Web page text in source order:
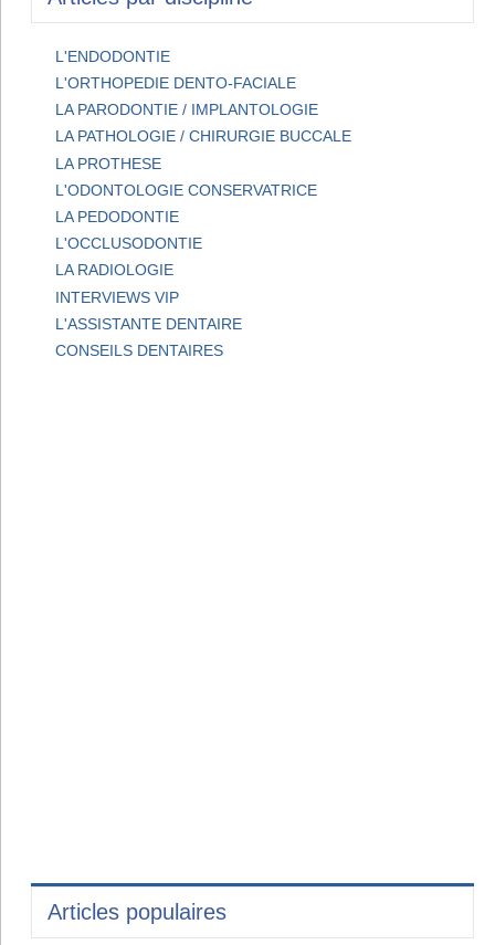
L'ENDODONTIE
L'ORTHOPEDIE DENTO-FACIALE
LA PARODONTIE / IMPLANTOLOGIE
LA PATHOLOGIE / CHIRURGIE BUCCALE
LA PROTHESE
L'ODONTOLOGIE CONSERVATRICE
LA PEDODONTIE
L'OCCLUSODONTIE
LA RADIOLOGIE
INTERVIEWS VIP
L'ASSISTANTE DENTAIRE
CONSEILS DENTAIRES
Articles populaires